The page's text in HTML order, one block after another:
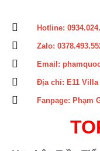
Hotline:
Zalo:
Email:
Địa chỉ: E11
Fanpage: Phạm